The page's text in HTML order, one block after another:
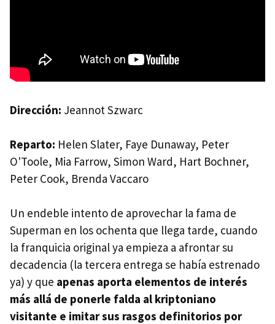
Dirección: Jeannot Szwarc
Reparto: Helen Slater, Faye Dunaway, Peter
O'Toole, Mia Farrow, Simon Ward, Hart Bochner,
Peter Cook, Brenda Vaccaro
Un endeble intento de aprovechar la fama de
Superman en los ochenta que llega tarde, cuando
la franquicia original ya empieza a afrontar su
decadencia (la tercera entrega se había estrenado
ya) y que apenas aporta elementos de interés
más allá de ponerle falda al kriptoniano
visitante e imitar sus rasgos definitorios por